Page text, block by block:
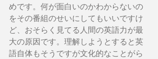
めです。何が面白いのかわからないの
をその番組のせいにしてもいいですけ
ど、おそらく見てる人間の英語力が最
大の原因です。理解しようとすると英
語自体もそうですが文化的なことがら